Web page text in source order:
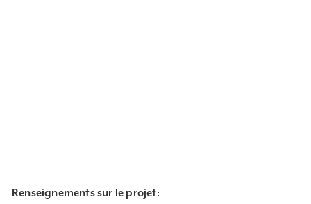
Renseignements sur le projet: